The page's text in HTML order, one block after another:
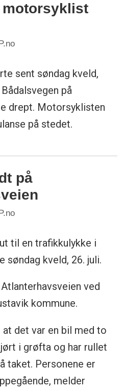
motorsyklist
sent søndag kveld,
på
drept. Motorsyklisten
på stedet.
på
til en trafikkulykke i
søndag kveld, 26. juli.
ved
kommune.
det var en bil med to
i grøfta og har rullet
taket. Personene er
melder